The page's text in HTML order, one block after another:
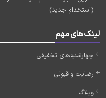
(استخدام جدید)
لینک‌های مهم
چهارشنبه‌های تخفیفی
رضایت و قبولی
وبلاگ